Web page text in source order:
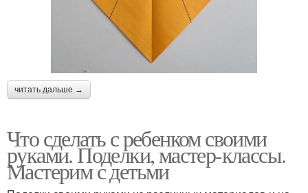
читать дальше →
Что сделать с ребенком своими
руками. Поделки, мастер-классы.
Мастерим с детьми